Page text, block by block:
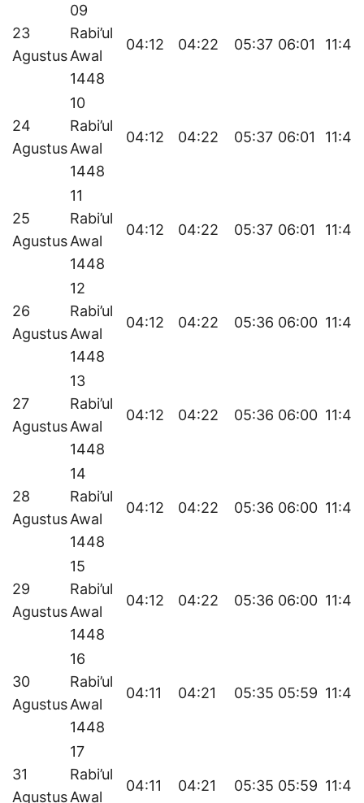
23
Agustus
09
Rabi’ul
Awal
1448
04:12 04:22 05:37 06:01 11:45
24
Agustus
10
Rabi’ul
Awal
1448
04:12 04:22 05:37 06:01 11:45
25
Agustus
11
Rabi’ul
Awal
1448
04:12 04:22 05:37 06:01 11:45
26
Agustus
12
Rabi’ul
Awal
1448
04:12 04:22 05:36 06:00 11:45
27
Agustus
13
Rabi’ul
Awal
1448
04:12 04:22 05:36 06:00 11:44
28
Agustus
14
Rabi’ul
Awal
1448
04:12 04:22 05:36 06:00 11:44
29
Agustus
15
Rabi’ul
Awal
1448
04:12 04:22 05:36 06:00 11:44
30
Agustus
16
Rabi’ul
Awal
1448
04:11 04:21 05:35 05:59 11:43
31
Agustus
17
Rabi’ul
Awal
04:11 04:21 05:35 05:59 11:43